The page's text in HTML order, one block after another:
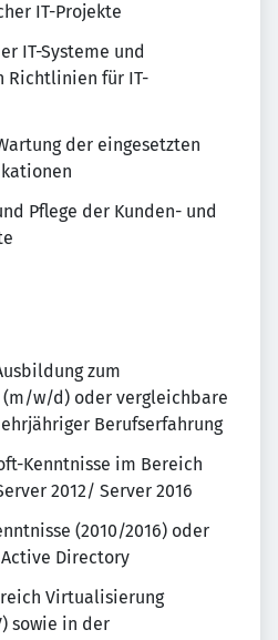
IT-Projekte
IT-Systeme und
Richtlinien für IT-
der eingesetzten
Pflege der Kunden- und
zum
w/d) oder vergleichbare
Berufserfahrung
Kenntnisse im Bereich
2012/ Server 2016
(2010/2016) oder
Directory
Virtualisierung
sowie in der